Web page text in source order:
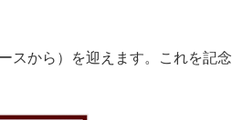
スから）を迎えます。これを記念